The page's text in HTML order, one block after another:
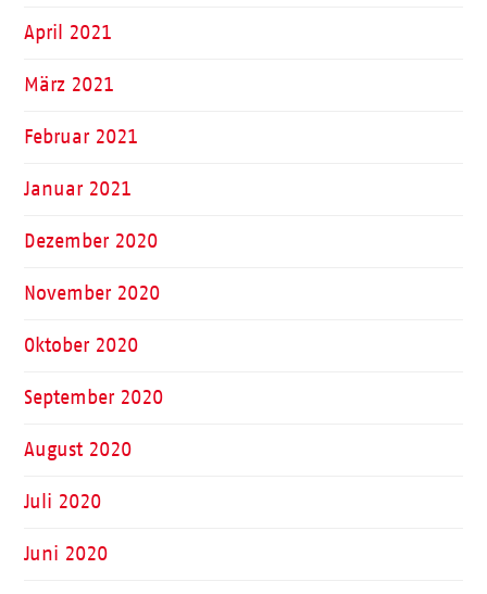
April 2021
März 2021
Februar 2021
Januar 2021
Dezember 2020
November 2020
Oktober 2020
September 2020
August 2020
Juli 2020
Juni 2020